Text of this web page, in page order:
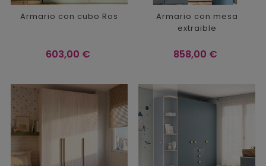
Armario con cubo Ros
Precio
603,00 €
Armario con mesa
extraible
Precio
858,00 €